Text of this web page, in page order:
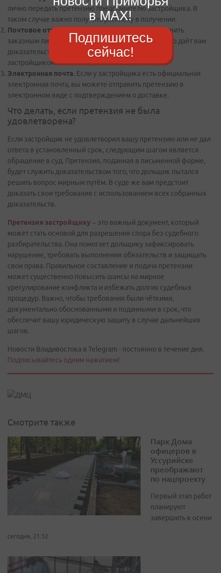
лично передать претензию представителю застройщика. В
таком случае важно получить расписку в получении.
Почтовое отправление
. Претензию можно отправить
заказным письмом с уведомлением о вручении. Это даёт вам
доказательства того, что претензия была получена
застройщиком.
Электронная почта. Если у застройщика есть официальная
электронная почта, вы можете отправить претензию в
электронном виде с подтверждением о доставке.
Что делать, если претензия не была
удовлетворена?
Если застройщик не удовлетворил вашу претензию или не дал
ответа в установленный срок, следующим шагом является
обращение в суд. Претензия, поданная в письменной форме,
будет служить доказательством того, что дольщик пытался
решить вопрос мирным путём. В суде же вам предстоит
доказать свои требования с использованием всех собранных
доказательств.
Претензия застройщику – это важный документ, который
может стать основой для разрешения спора без судебного
разбирательства. Она помогает дольщику зафиксировать
нарушение, требовать выполнения обязательств и защищать
свои права. Правильное составление и подача претензии
может существенно повысить шансы на мирное
урегулирование конфликта и избежать долгих судебных
процедур. Важно, чтобы требования были чёткими,
документально обоснованными и поданными в срок, что
обеспечит вашу юридическую защиту в случае дальнейших
шагов.
Новости Владивостока в Telegram - постоянно в течение дня.
Подписывайтесь одним нажатием!
Смотрите также
Парк Дома
офицеров в
Уссурийске
преображают
по нацпроекту
Первый этап работ
планируют
завершить к осени
сегодня, 21:32
в MAX!
Подпишитесь
сейчас!